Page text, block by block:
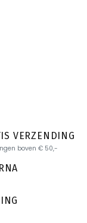
VERZENDING
boven € 50,-